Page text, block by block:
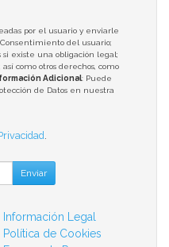
por el usuario y enviarle
del usuario;
si existe una obligación legal;
como otros derechos, como
Adicional: Puede
de Datos en nuestra
Enviar
Información Legal
Política de Cookies